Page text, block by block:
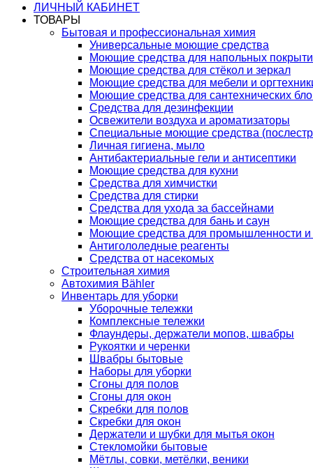
ЛИЧНЫЙ КАБИНЕТ
ТОВАРЫ
Бытовая и профессиональная химия
Универсальные моющие средства
Моющие средства для напольных
Моющие средства для стёкол и зеркал
Моющие средства для мебели и
Моющие средства для сантехнических
Средства для дезинфекции
Освежители воздуха и ароматизаторы
Специальные моющие средства
Личная гигиена, мыло
Антибактериальные гели и антисептики
Моющие средства для кухни
Средства для химчистки
Средства для стирки
Средства для ухода за бассейнами
Моющие средства для бань и саун
Моющие средства для промышленности и
Антигололедные реагенты
Средства от насекомых
Строительная химия
Автохимия Bähler
Инвентарь для уборки
Уборочные тележки
Комплексные тележки
Флаундеры, держатели мопов, швабры
Рукоятки и черенки
Швабры бытовые
Наборы для уборки
Сгоны для полов
Сгоны для окон
Скребки для полов
Скребки для окон
Держатели и шубки для мытья окон
Стекломойки бытовые
Мётлы, совки, метёлки, веники